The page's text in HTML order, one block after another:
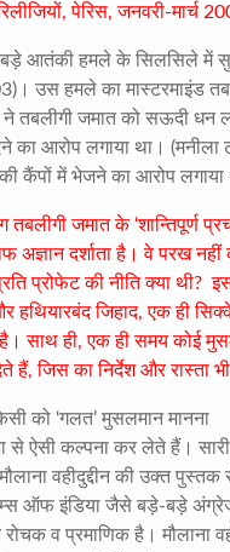
,पेरिस,जनवरी-मार्च
बड़े आतंकी हमले के सिलसिले में
। उस हमले का मास्टरमाइंड
ने तबलीगी जमात को सऊदी धन
का आरोप लगाया था। (मनीला
कैंपों में भेजने का आरोप
जमात के ‘शान्तिपूर्ण
अज्ञान दर्शाता है। वे परख
प्रोफेट की नीति क्या थी?
हथियारबंद जिहाद,एक ही
साथ ही,एक ही समय कोई
हैं,जिस का निर्देश और रास्ता
को ‘गलत’ मुसलमान मानना
से ऐसी कल्पना कर लेते हैं।
वहीदुद्दीन की उक्त पुस्तक
ऑफ इंडिया जैसे बड़े-बड़े
रोचक व प्रमाणिक है।